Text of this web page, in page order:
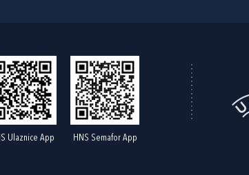
Ulaznice App HNS Semafor App